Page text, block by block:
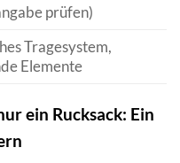
prüfen)
Tragesystem,
Elemente
ein Rucksack: Ein